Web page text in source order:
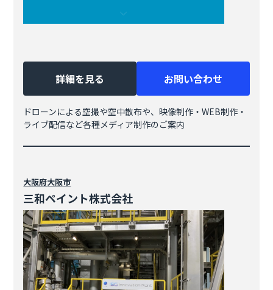
詳細を見る お問い合わせ
ドローンによる空撮や空中散布や、映像制作・WEB制作・
ライブ配信など各種メディア制作のご案内
大阪府大阪市
三和ペイント株式会社